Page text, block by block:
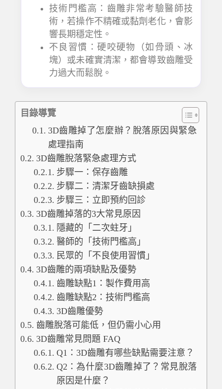
技術門檻高：齒雕非常考驗醫師技
術，若操作不精確或黏劑老化，會影
響長期穩定性。
不良習慣：硬咬硬物（如骨頭、冰
塊）或未確實清潔，都會導致齒雕受
力過大而鬆脫。
目錄導覽
3D齒雕掉了怎麼辦？脫落原因與緊急
處理指南
3D齒雕脫落緊急處理方式
步驟一：保存齒雕
步驟二：清潔牙齒缺損處
步驟三：立即預約回診
3D齒雕掉落的3大常見原因
隱藏的「二次蛀牙」
醫師的「技術門檻高」
民眾的「不良使用習慣」
3D齒雕的兩項缺點及優勢
齒雕缺點1：製作費用高
齒雕缺點2：技術門檻高
3D齒雕優勢
齒雕脫落可能低，但仍需小心用
3D齒雕常見問題 FAQ
Q1：3D齒雕有哪些缺點需要注意？
Q2：為什麼3D齒雕掉了？常見脫落
原因是什麼？